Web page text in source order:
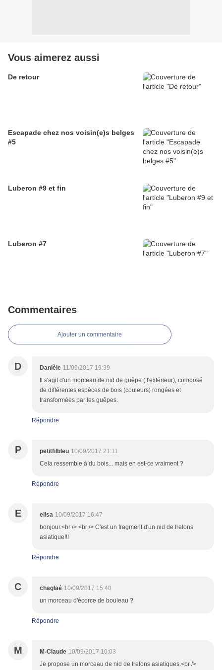
Vous aimerez aussi
De retour
Escapade chez nos voisin(e)s belges
#5
Luberon #9 et fin
Luberon #7
Commentaires
Ajouter un commentaire
D Danièle 11/09/2017 19:39
Il s'agit d'un morceau de nid de guêpe ( l'extérieur), composé
de différentes espèces de bois (couleurs) rongées et
transformées par les guêpes.
Répondre
P petitfilbleu 10/09/2017 21:11
Cela ressemble à du bois... mais en est-ce vraiment ?
Répondre
E elisa 10/09/2017 16:47
bonjour.<br /> <br /> C'est un fragment d'un nid de frelons
asiatique!!!
Répondre
C chaglaé 10/09/2017 15:40
un morceau d'écorce de bouleau ?
Répondre
M M-Claude 10/09/2017 10:03
Je propose un morceau de nid de frelons asiatiques.<br />